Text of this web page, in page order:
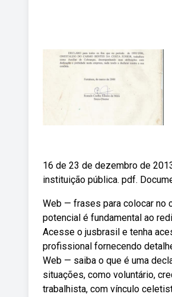
16 de 23 de dezembro de
instituição pública. pdf.
Web — frases para colocar no
potencial é fundamental ao
Acesse o jusbrasil e tenha
profissional fornecendo
Web — saiba o que é uma
situações, como voluntário,
trabalhista, com vínculo